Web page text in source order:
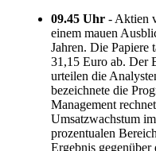
09.45 Uhr - Aktien
einem mauen
Jahren. Die Papiere
31,15 Euro ab. Der
urteilen die
bezeichnete die
Management
Umsatzwachstum
prozentualen
Ergebnis